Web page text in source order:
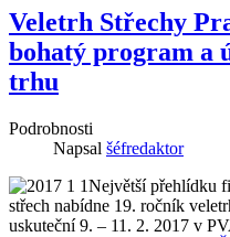
Veletrh Střechy
bohatý program a
trhu
Podrobnosti
Napsal šéfredaktor
Největší přehlídku
střech nabídne 19. ročník
uskuteční 9. – 11. 2. 2017 v